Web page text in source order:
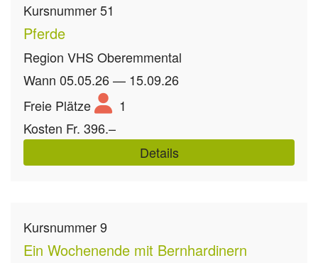
Kursnummer51
Pferde
Region VHS Oberemmental
Wann 05.05.26 — 15.09.26
Freie Plätze
1
Kosten Fr. 396.–
Details
Kursnummer9
Ein Wochenende mit Bernhardinern